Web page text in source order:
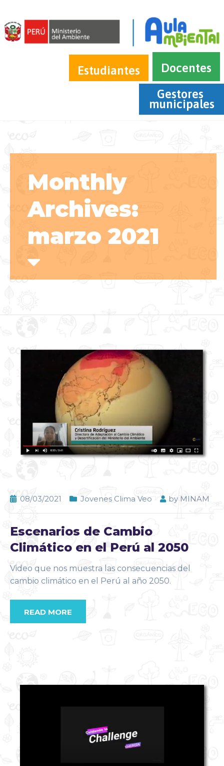
Estudiantes
Docentes
Gestores
municipales
Monthly
Archives:
marzo 2021
08/03/2021 Jovenes Clima Veo by MINAM
Escenarios de Cambio
Climático en el Perú al 2050
Video que nos muestra las consecuencias del
cambio climático en el Perú al año 2050.
READ MORE